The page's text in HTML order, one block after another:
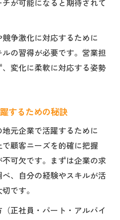
が可能になると期待されて
争激化に対応するために
の習得が必要です。営業担
変化に柔軟に対応する姿勢
するための秘訣
元企業で活躍するために
顧客ニーズを的確に把握
可欠です。まずは企業の求
、自分の経験やスキルが活
です。
正社員・パート・アルバイ